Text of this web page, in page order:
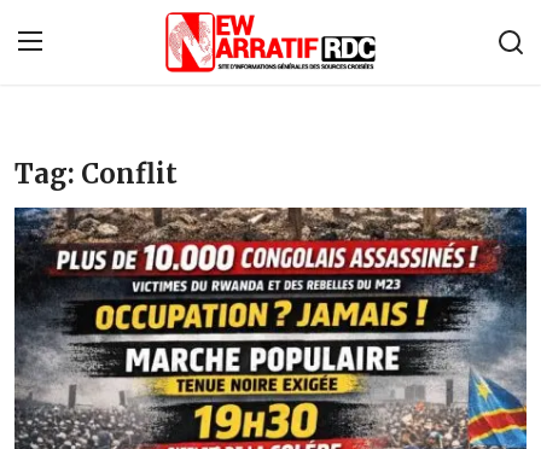
Accueil
À propos de nous
Contact
Monde
Économie
Tag: Conflit